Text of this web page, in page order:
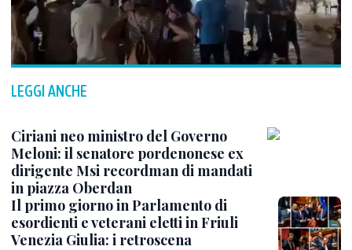
LEGGI ANCHE
Ciriani neo ministro del Governo
Meloni: il senatore pordenonese ex
dirigente Msi recordman di mandati
in piazza Oberdan
Il primo giorno in Parlamento di
esordienti e veterani eletti in Friuli
Venezia Giulia: i retroscena